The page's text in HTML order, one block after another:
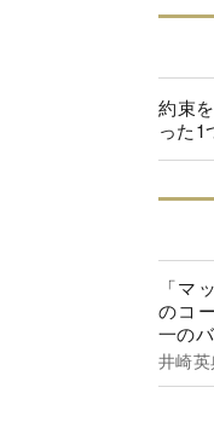
約束
った1
「マ
のコ
一の
井崎